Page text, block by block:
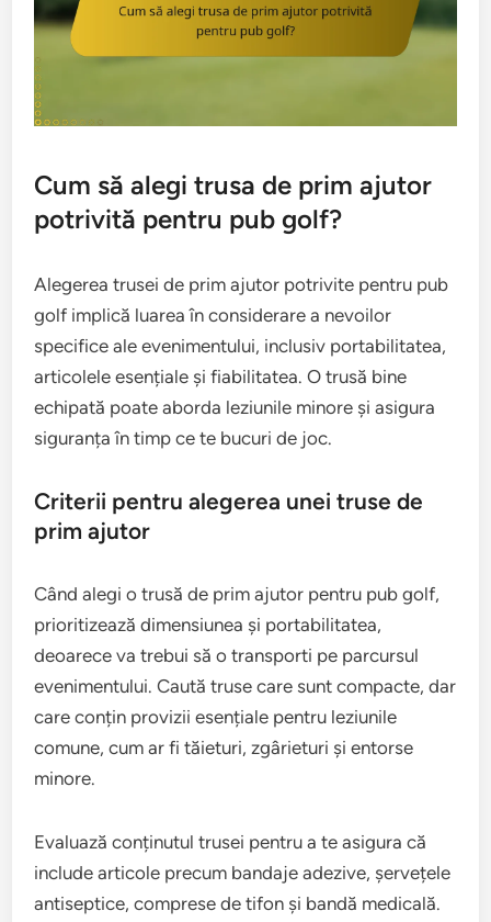
Cum să alegi trusa de prim ajutor
potrivită pentru pub golf?
Alegerea trusei de prim ajutor potrivite pentru pub
golf implică luarea în considerare a nevoilor
specifice ale evenimentului, inclusiv portabilitatea,
articolele esențiale și fiabilitatea. O trusă bine
echipată poate aborda leziunile minore și asigura
siguranța în timp ce te bucuri de joc.
Criterii pentru alegerea unei truse de
prim ajutor
Când alegi o trusă de prim ajutor pentru pub golf,
prioritizează dimensiunea și portabilitatea,
deoarece va trebui să o transporti pe parcursul
evenimentului. Caută truse care sunt compacte, dar
care conțin provizii esențiale pentru leziunile
comune, cum ar fi tăieturi, zgârieturi și entorse
minore.
Evaluază conținutul trusei pentru a te asigura că
include articole precum bandaje adezive, șervețele
antiseptice, comprese de tifon și bandă medicală.